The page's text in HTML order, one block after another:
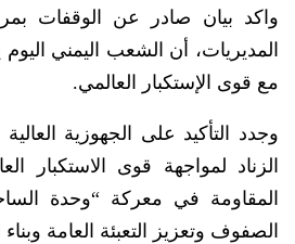
واكد بيان صادر عن الوقفات
المديريات، أن الشعب اليمني
مع قوى الإستكبار العالمي.
وجدد التأكيد على الجهوزية
الزناد لمواجهة قوى الاستكبار
المقاومة في معركة “وحدة
الصفوف وتعزيز التعبئة العامة وبناء